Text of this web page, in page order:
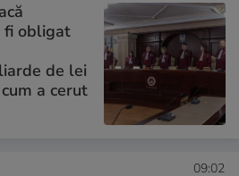
fi obligat
de lei
a cerut
09:02